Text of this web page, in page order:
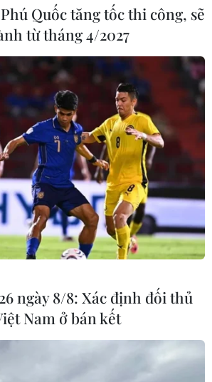
Quốc tăng tốc thi công, sẽ
từ tháng 4/2027
ngày 8/8: Xác định đối thủ
Nam ở bán kết